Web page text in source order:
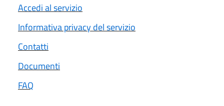
Accedi al servizio
Informativa privacy del servizio
Contatti
Documenti
FAQ